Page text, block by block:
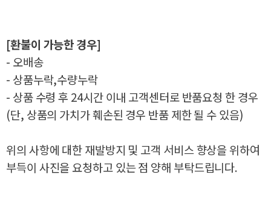
[환불이 가능한 경우]
- 오배송
- 상품누락,수량누락
- 상품 수령 후 24시간 이내 고객센터로 반품요청 한 경우
(단, 상품의 가치가 훼손된 경우 반품 제한 될 수 있음)
위의 사항에 대한 재발방지 및 고객 서비스 향상을 위하여
부득이 사진을 요청하고 있는 점 양해 부탁드립니다.